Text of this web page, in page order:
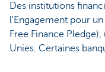
Des institutions
l'Engagement pour
Free Finance
Unies. Certaines